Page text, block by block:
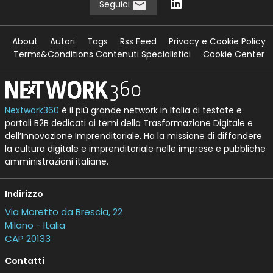
Seguici
About Autori Tags Rss Feed
Privacy e Cookie Policy
Terms&Conditions Contenuti Specialistici
Cookie Center
Nextwork360 è il più grande network in Italia di testate e
portali B2B dedicati ai temi della Trasformazione Digitale e
dell’Innovazione Imprenditoriale. Ha la missione di diffondere
la cultura digitale e imprenditoriale nelle imprese e pubbliche
amministrazioni italiane.
Indirizzo
Via Moretto da Brescia, 22
Milano - Italia
CAP 20133
Contatti